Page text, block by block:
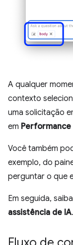
A qualquer
contexto
uma solicitação
em Performance
Você também
exemplo, do
perguntar o que
Em seguida,
assistência de IA.